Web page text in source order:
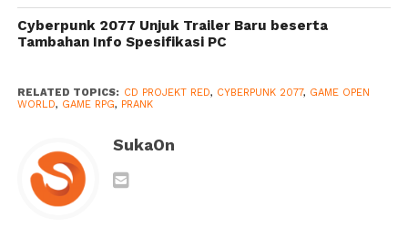
Cyberpunk 2077 Unjuk Trailer Baru beserta
Tambahan Info Spesifikasi PC
RELATED TOPICS: CD PROJEKT RED, CYBERPUNK 2077, GAME OPEN
WORLD, GAME RPG, PRANK
SukaOn